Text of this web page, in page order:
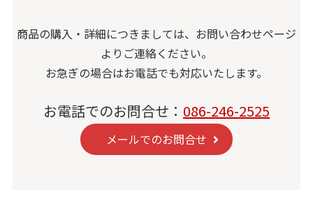
商品の購入・詳細につきましては、お問い合わせページ
よりご連絡ください。
お急ぎの場合はお電話でも対応いたします。
お電話でのお問合せ： 086-246-2525
メールでのお問合せ